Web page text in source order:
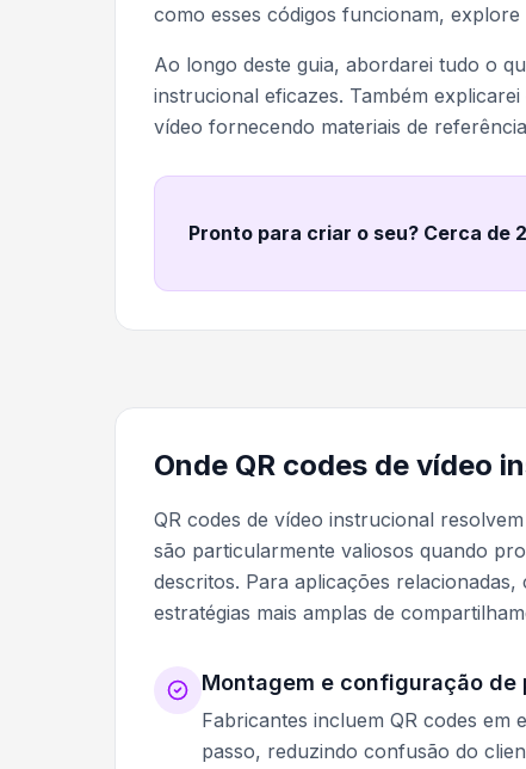
como esses códigos funcionam,
Ao longo deste guia, abordarei tudo o
instrucional eficazes. Também explicarei
vídeo fornecendo materiais de
Pronto para criar o seu? Cerca de
Onde QR codes de vídeo
QR codes de vídeo instrucional
são particularmente valiosos quando
descritos. Para aplicações
estratégias mais amplas de
Montagem e configuração de
Fabricantes incluem QR codes em
passo, reduzindo confusão do